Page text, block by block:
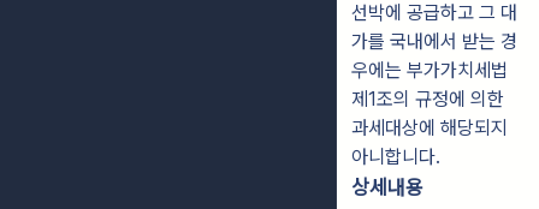
선박에 공급하고 그 대
가를 국내에서 받는 경
우에는 부가가치세법
제1조의 규정에 의한
과세대상에 해당되지
아니합니다.
상세내용